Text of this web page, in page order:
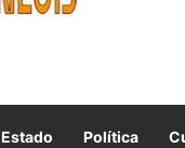
Estado Política